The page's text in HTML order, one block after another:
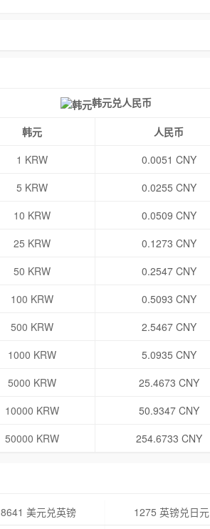
韩元兑人民币
韩元
人民币
1 KRW
0.0051 CNY
5 KRW
0.0255 CNY
10 KRW
0.0509 CNY
25 KRW
0.1273 CNY
50 KRW
0.2547 CNY
100 KRW
0.5093 CNY
500 KRW
2.5467 CNY
1000 KRW
5.0935 CNY
5000 KRW
25.4673 CNY
10000 KRW
50.9347 CNY
50000 KRW 254.6733 CNY
8641 美元兑英镑
1275 英镑兑日元